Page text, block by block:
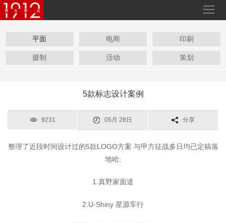
平面 电商 印刷
摄制 活动 策划
5款标志设计案例
9231 05月 28日 分享
整理了近段时间设计过的5款LOGO方案 与甲方征战多日均已定稿落
地哈;
1.真野家面道
2.U-Shiny 星源车行